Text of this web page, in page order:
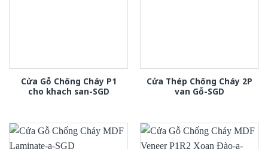
Cửa Gỗ Chống Cháy P1
cho khach san-SGD
Cửa Thép Chống Cháy 2P
van Gỗ-SGD